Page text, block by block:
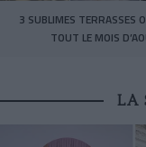
3 SUBLIMES TERRASSES
TOUT LE MOIS
LA